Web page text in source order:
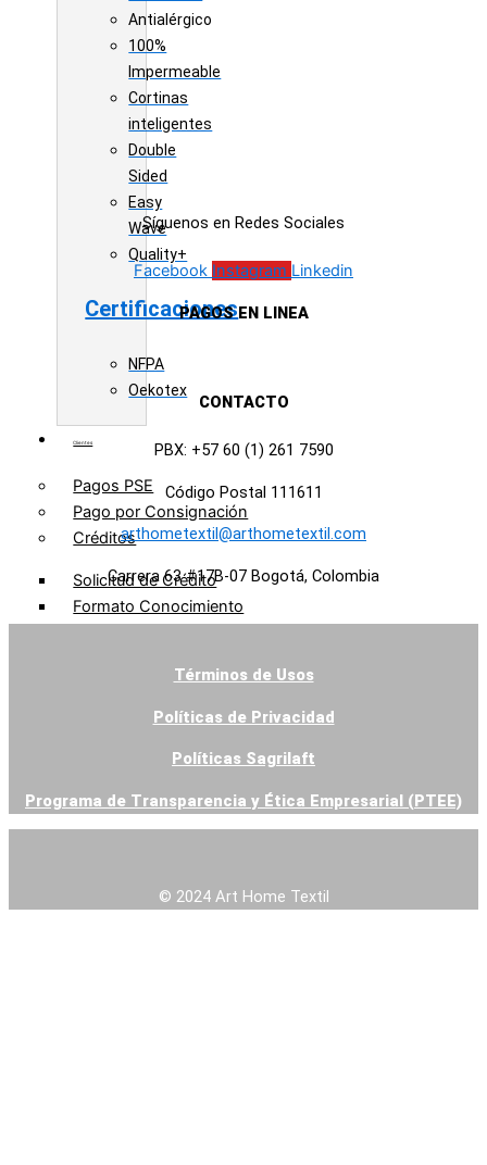
Antialérgico
100%
Impermeable
Cortinas
inteligentes
Double
Sided
Easy
Wave
Quality+
Certificaciones
NFPA
Oekotex
Clientes
Pagos PSE
Pago por Consignación
Créditos
Solicitud de Crédito
Formato Conocimiento
Zona Clientes
Síguenos en Redes Sociales
Facebook Instagram Linkedin
PAGOS EN LINEA
CONTACTO
PBX: +57 60 (1) 261 7590
Código Postal 111611
arthometextil@arthometextil.com
Carrera 63 #17B-07 Bogotá, Colombia
Términos de Usos
Políticas de Privacidad
Políticas Sagrilaft
Programa de Transparencia y Ética Empresarial (PTEE)
© 2024 Art Home Textil